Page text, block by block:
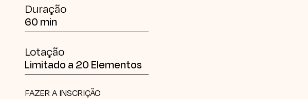
Duração
60 min
Lotação
Limitado a 20 Elementos
FAZER A INSCRIÇÃO